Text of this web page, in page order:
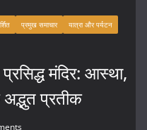
प्रमुख समाचार
यात्रा और पर्यटन
मंदिर: आस्था,
प्रतीक